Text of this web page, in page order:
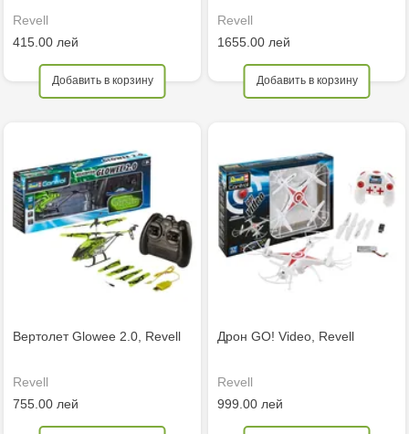
Revell
415.00 лей
Добавить в корзину
Revell
1655.00 лей
Добавить в корзину
Вертолет Glowee 2.0, Revell
Revell
755.00 лей
Дрон GO! Video, Revell
Revell
999.00 лей